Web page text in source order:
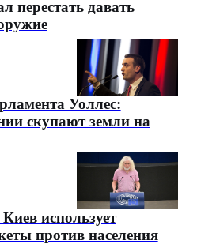
перестать давать
Уоллес:
скупают земли на
использует
против населения